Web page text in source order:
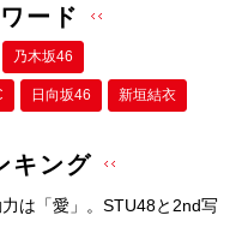
ード
乃木坂46
日向坂46 新垣結衣
キング
は「愛」。STU48と2nd写